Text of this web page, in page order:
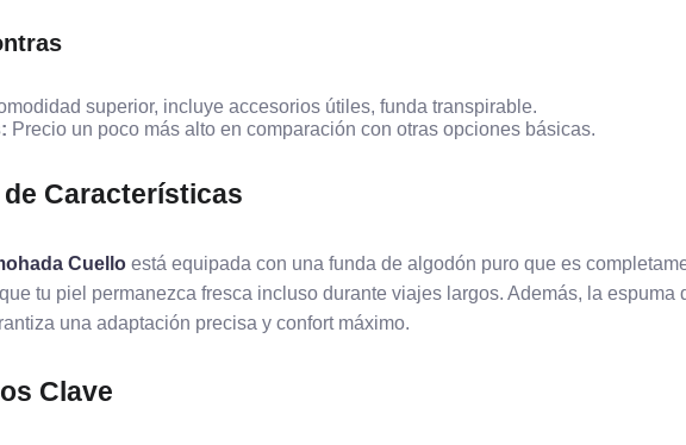
superior, incluye accesorios útiles, funda transpirable.
Precio un poco más alto en comparación con otras opciones básicas.
Características
Cuello está equipada con una funda de algodón puro que es
tu piel permanezca fresca incluso durante viajes largos. Además, la espuma
una adaptación precisa y confort máximo.
Clave